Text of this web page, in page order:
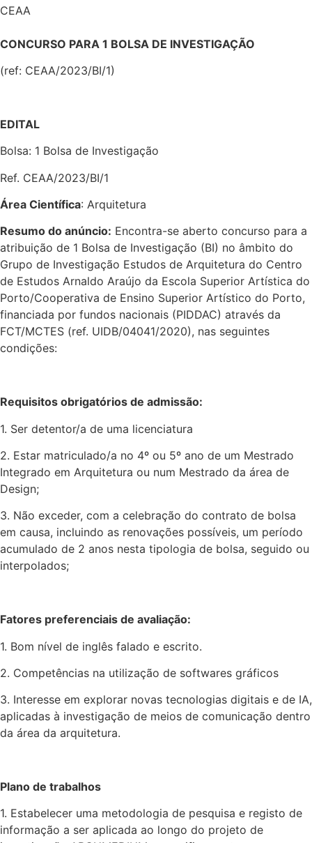
CEAA
CONCURSO PARA 1 BOLSA DE INVESTIGAÇÃO
(ref: CEAA/2023/BI/1)
EDITAL
Bolsa: 1 Bolsa de Investigação
Ref. CEAA/2023/BI/1
Área Científica: Arquitetura
Resumo do anúncio: Encontra-se aberto concurso para a
atribuição de 1 Bolsa de Investigação (BI) no âmbito do
Grupo de Investigação Estudos de Arquitetura do Centro
de Estudos Arnaldo Araújo da Escola Superior Artística do
Porto/Cooperativa de Ensino Superior Artístico do Porto,
financiada por fundos nacionais (PIDDAC) através da
FCT/MCTES (ref. UIDB/04041/2020), nas seguintes
condições:
Requisitos obrigatórios de admissão:
1. Ser detentor/a de uma licenciatura
2. Estar matriculado/a no 4º ou 5º ano de um Mestrado
Integrado em Arquitetura ou num Mestrado da área de
Design;
3. Não exceder, com a celebração do contrato de bolsa
em causa, incluindo as renovações possíveis, um período
acumulado de 2 anos nesta tipologia de bolsa, seguido ou
interpolados;
Fatores preferenciais de avaliação:
1. Bom nível de inglês falado e escrito.
2. Competências na utilização de softwares gráficos
3. Interesse em explorar novas tecnologias digitais e de IA,
aplicadas à investigação de meios de comunicação dentro
da área da arquitetura.
Plano de trabalhos
1. Estabelecer uma metodologia de pesquisa e registo de
informação a ser aplicada ao longo do projeto de